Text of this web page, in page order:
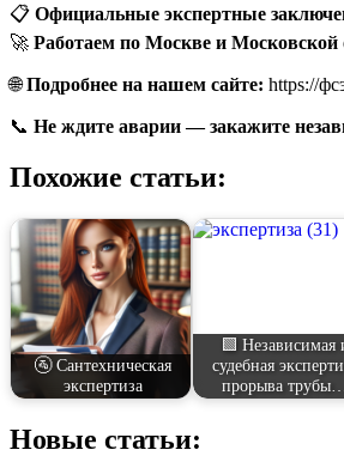
📋 Официальные экспертные
🚀 Работаем по Москве и Московской
🌐Подробнее на нашем сайте: https://
📞 Не ждите аварии — закажите
Похожие статьи:
🚰 Сантехническая
экспертиза
🟩 Независимая
судебная
прорыва
Новые статьи: